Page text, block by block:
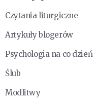
Czytania liturgiczne
Artykuły blogerów
Psychologia na co dzień
Ślub
Modlitwy